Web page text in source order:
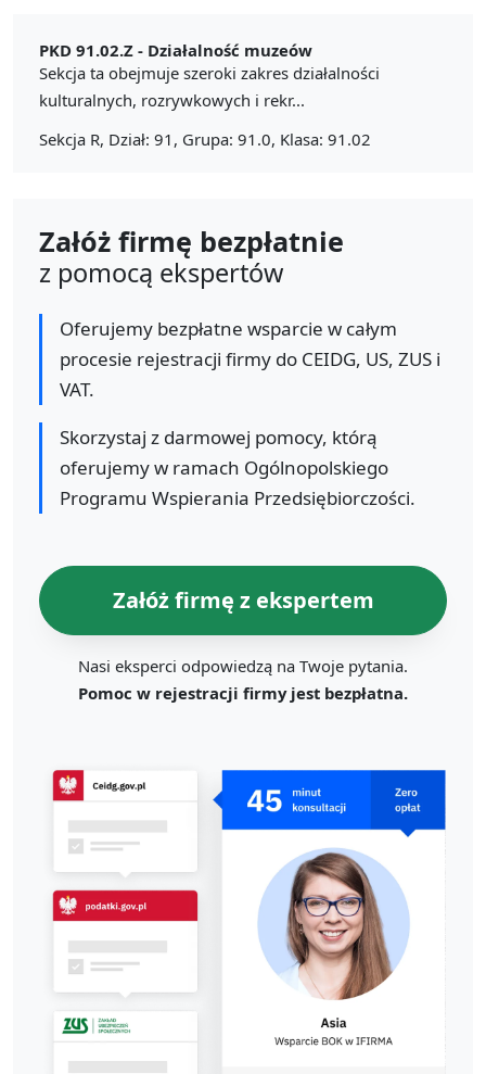
PKD 91.02.Z - Działalność muzeów
Sekcja ta obejmuje szeroki zakres działalności
kulturalnych, rozrywkowych i rekr...
Sekcja R, Dział: 91, Grupa: 91.0, Klasa: 91.02
Załóż firmę bezpłatnie
z pomocą ekspertów
Oferujemy bezpłatne wsparcie w całym
procesie rejestracji firmy do CEIDG, US, ZUS i
VAT.
Skorzystaj z darmowej pomocy, którą
oferujemy w ramach Ogólnopolskiego
Programu Wspierania Przedsiębiorczości.
Załóż firmę z ekspertem
Nasi eksperci odpowiedzą na Twoje pytania.
Pomoc w rejestracji firmy jest bezpłatna.